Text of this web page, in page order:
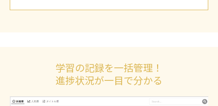
学習の記録を一括管理！
進捗状況が一目で分かる